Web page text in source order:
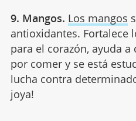
9. Mangos. Los mangos
antioxidantes. Fortalece
para el corazón, ayuda
por comer y se está
lucha contra
joya!